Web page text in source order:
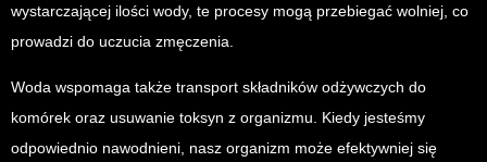
wystarczającej ilości wody, te procesy mogą przebiegać wolniej, co
prowadzi do uczucia zmęczenia.
Woda wspomaga także transport składników odżywczych do
komórek oraz usuwanie toksyn z organizmu. Kiedy jesteśmy
odpowiednio nawodnieni, nasz organizm może efektywniej się